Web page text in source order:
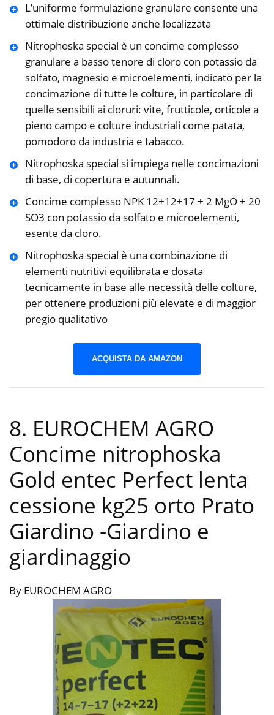
L’uniforme formulazione granulare consente una
ottimale distribuzione anche localizzata
Nitrophoska special è un concime complesso
granulare a basso tenore di cloro con potassio da
solfato, magnesio e microelementi, indicato per la
concimazione di tutte le colture, in particolare di
quelle sensibili ai cloruri: vite, frutticole, orticole a
pieno campo e colture industriali come patata,
pomodoro da industria e tabacco.
Nitrophoska special si impiega nelle concimazioni
di base, di copertura e autunnali.
Concime complesso NPK 12+12+17 + 2 MgO + 20
SO3 con potassio da solfato e microelementi,
esente da cloro.
Nitrophoska special è una combinazione di
elementi nutritivi equilibrata e dosata
tecnicamente in base alle necessità delle colture,
per ottenere produzioni più elevate e di maggior
pregio qualitativo
ACQUISTA DA AMAZON
8. EUROCHEM AGRO
Concime nitrophoska
Gold entec Perfect lenta
cessione kg25 orto Prato
Giardino -Giardino e
giardinaggio
By EUROCHEM AGRO